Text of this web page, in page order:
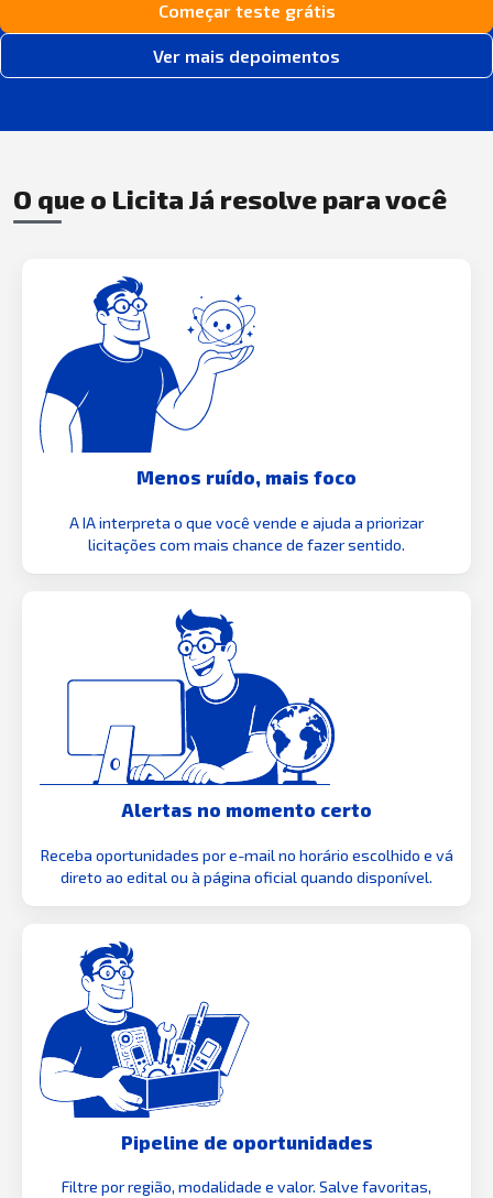
Começar teste grátis
Ver mais depoimentos
O que o Licita Já resolve para você
Menos ruído, mais foco
A IA interpreta o que você vende e ajuda a priorizar
licitações com mais chance de fazer sentido.
Alertas no momento certo
Receba oportunidades por e-mail no horário escolhido e vá
direto ao edital ou à página oficial quando disponível.
Pipeline de oportunidades
Filtre por região, modalidade e valor. Salve favoritas,